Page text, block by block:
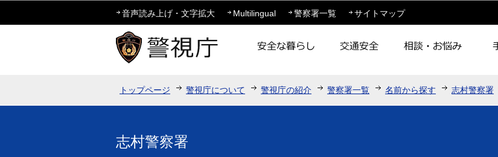
このページの本文へ移動
音声読み上げ・文字拡大 Multilingual 警察署一覧 サイトマップ
トップページ 警視庁について 警視庁の紹介 警察署一覧 名前から探す 志村警察署
志村警察署